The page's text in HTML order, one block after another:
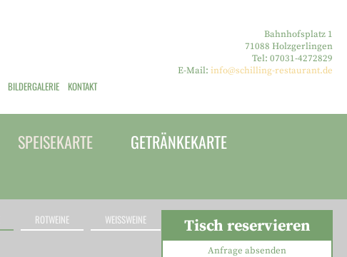
Bahnhofsplatz 1
71088 Holzgerlingen
Tel: 07031-4272829
E-Mail: info@schilling-restaurant.de
SPEISEKARTE
GETRÄNKEKARTE
BILDERGALERIE KONTAKT
ROTWEINE WEISSWEINE
ROSÉWEINE
Tisch reservieren
Anfrage absenden